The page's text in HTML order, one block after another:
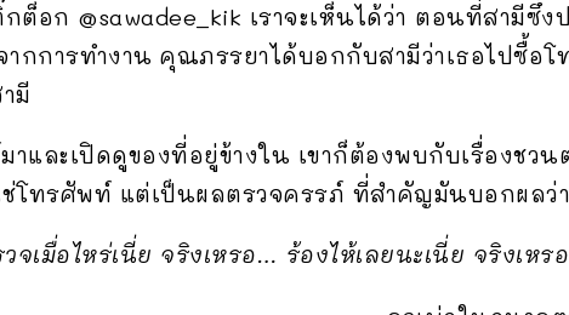
อก @sawadee_kik เราจะเห็นได้ว่า ตอนที่สามีซึ่ง
ากการทำงาน คุณภรรยาได้บอกกับสามีว่าเธอไปซื้อ
มี
และเปิดดูของที่อยู่ข้างใน เขาก็ต้องพบกับเรื่องชว
โทรศัพท์ แต่เป็นผลตรวจครรภ์ ที่สำคัญมันบอกผลว่า
วจเมื่อไหร่เนี่ย จริงเหรอ… ร้องไห้เลยนะเนี่ย จริงเหร